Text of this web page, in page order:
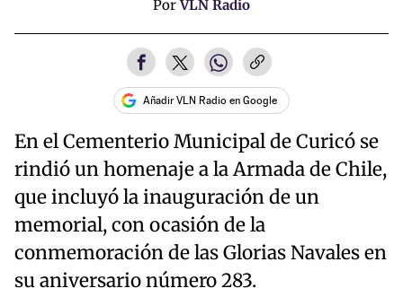
PorVLN Radio
Añadir VLN Radio en Google
En el Cementerio Municipal de Curicó se
rindió un homenaje a la Armada de Chile,
que incluyó la inauguración de un
memorial, con ocasión de la
conmemoración de las Glorias Navales en
su aniversario número 283.